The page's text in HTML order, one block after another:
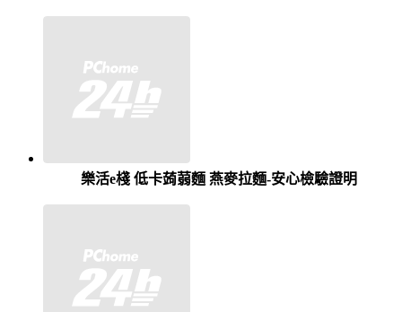
樂活e棧 低卡蒟蒻麵 燕麥拉麵-安心檢驗證明